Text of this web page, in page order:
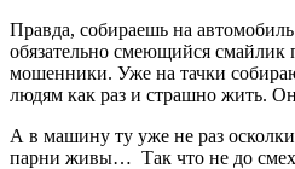
Правда, собираешь на
обязательно смеющийся смайлик
мошенники. Уже на тачки
людям как раз и страшно жить.
А в машину ту уже не раз
парни живы… Так что не до